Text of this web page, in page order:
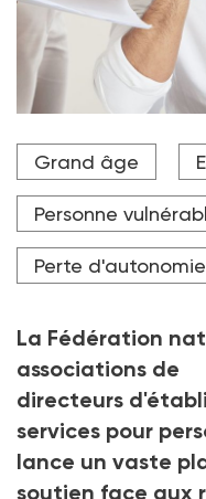
Selon la première
psychosociaux
d'épuisement
mois, dont près de la
Crédit photo D Lahoud/
Grand âge
Personne
Perte d'autonomie
La Fédération
associations de
directeurs
services pour
lance un vaste
soutien face aux